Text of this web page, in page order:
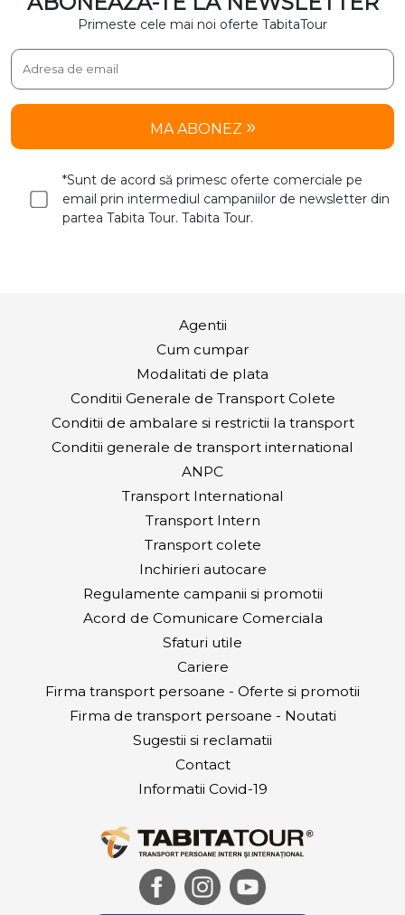
Primeste cele mai noi oferte TabitaTour
MA ABONEZ
*Sunt de acord să primesc oferte comerciale pe
email prin intermediul campaniilor de newsletter din
partea Tabita Tour. Tabita Tour.
Agentii
Cum cumpar
Modalitati de plata
Conditii Generale de Transport Colete
Conditii de ambalare si restrictii la transport
Conditii generale de transport international
ANPC
Transport International
Transport Intern
Transport colete
Inchirieri autocare
Regulamente campanii si promotii
Acord de Comunicare Comerciala
Sfaturi utile
Cariere
Firma transport persoane - Oferte si promotii
Firma de transport persoane - Noutati
Sugestii si reclamatii
Contact
Informatii Covid-19